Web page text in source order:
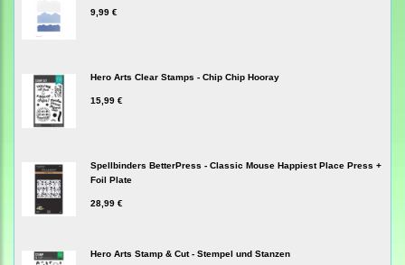
9,99 €
Hero Arts Clear Stamps - Chip Chip Hooray
15,99 €
Spellbinders BetterPress - Classic Mouse Happiest Place Press +
Foil Plate
28,99 €
Hero Arts Stamp & Cut - Stempel und Stanzen